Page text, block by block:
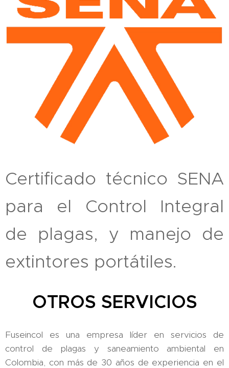
Certificado técnico SENA
para el Control Integral
de plagas, y manejo de
extintores portátiles.
OTROS SERVICIOS
Fuseincol es una empresa líder en servicios de
control de plagas y saneamiento ambiental en
Colombia, con más de 30 años de experiencia en el